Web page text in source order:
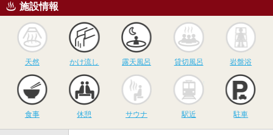
施設情報
天然
かけ流し
かけ流し
露天風呂
露天風呂
貸切風呂
貸切風呂 岩盤浴
食事 休憩
サウナ
サウナ 駅近 駐車